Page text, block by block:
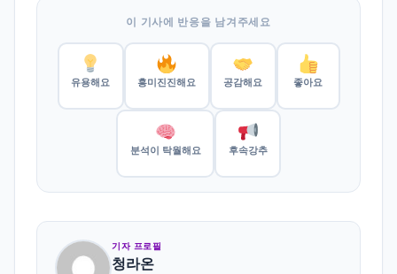
이 기사에 반응을 남겨주세요
유용해요 흥미진진해요 공감해요 좋아요
분석이 탁월해요 후속강추
기자 프로필
청라온